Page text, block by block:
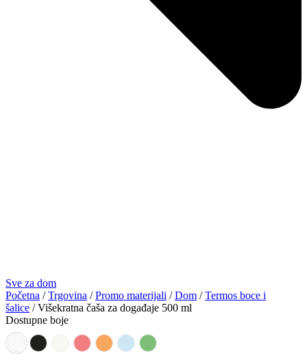
Sve za dom
Početna /Trgovina /Promo materijali /Dom /Termos boce i
šalice / Višekratna čaša za događaje 500 ml
Dostupne boje